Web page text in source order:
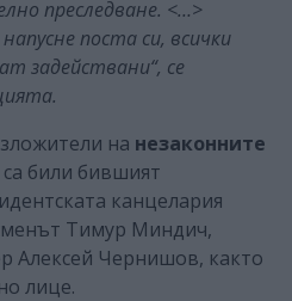
преследване. <…>
поста си, всички
задействани“, се
на незаконните
били бившият
канцелария
Тимур Миндич,
Алексей Чернишов, както
лице.